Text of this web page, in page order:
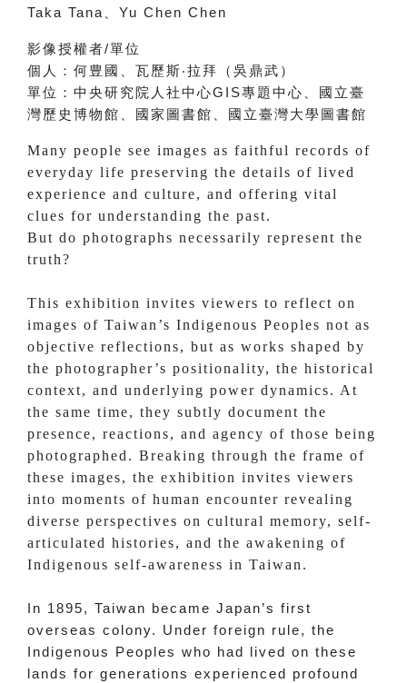
Taka Tana、 Yu Chen Chen
影像授權者/單位
個人： 何豊國、 瓦歷斯‧拉拜（吳鼎武）
單位： 中央研究院人社中心GIS專題中心、
國立臺
灣歷史博物館、
國家圖書館、 國立臺灣大學圖書館
Many people see images as faithful records of
everyday life preserving the details of lived
experience and culture, and offering vital
clues for understanding the past.
But do photographs necessarily represent the
truth?
This exhibition invites viewers to reflect on
images of Taiwan’s Indigenous Peoples not as
objective reflections, but as works shaped by
the photographer’s positionality, the historical
context, and underlying power dynamics. At
the same time, they subtly document the
presence, reactions, and agency of those being
photographed. Breaking through the frame of
these images, the exhibition invites viewers
into moments of human encounter revealing
diverse perspectives on cultural memory, self-
articulated histories, and the awakening of
Indigenous self-awareness in Taiwan.
In 1895, Taiwan became Japan’s first
overseas colony. Under foreign rule, the
Indigenous Peoples who had lived on these
lands for generations experienced profound